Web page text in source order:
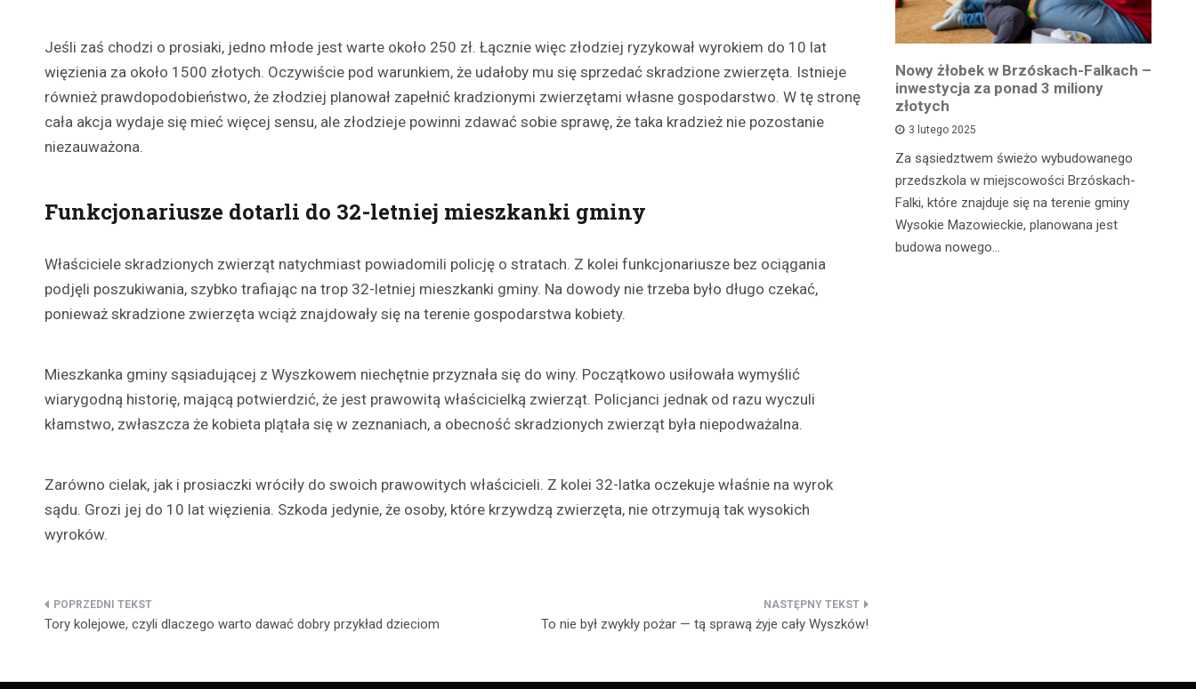
Jeśli zaś chodzi o prosiaki, jedno młode jest warte około 250 zł. Łącznie więc złodziej ryzykował wyrokiem do 10 lat
więzienia za około 1500 złotych. Oczywiście pod warunkiem, że udałoby mu się sprzedać skradzione zwierzęta. Istnieje
również prawdopodobieństwo, że złodziej planował zapełnić kradzionymi zwierzętami własne gospodarstwo. W tę stronę
cała akcja wydaje się mieć więcej sensu, ale złodzieje powinni zdawać sobie sprawę, że taka kradzież nie pozostanie
niezauważona.
Funkcjonariusze dotarli do 32-letniej mieszkanki gminy
Właściciele skradzionych zwierząt natychmiast powiadomili policję o stratach. Z kolei funkcjonariusze bez ociągania
podjęli poszukiwania, szybko trafiając na trop 32-letniej mieszkanki gminy. Na dowody nie trzeba było długo czekać,
ponieważ skradzione zwierzęta wciąż znajdowały się na terenie gospodarstwa kobiety.
Mieszkanka gminy sąsiadującej z Wyszkowem niechętnie przyznała się do winy. Początkowo usiłowała wymyślić
wiarygodną historię, mającą potwierdzić, że jest prawowitą właścicielką zwierząt. Policjanci jednak od razu wyczuli
kłamstwo, zwłaszcza że kobieta plątała się w zeznaniach, a obecność skradzionych zwierząt była niepodważalna.
Zarówno cielak, jak i prosiaczki wróciły do swoich prawowitych właścicieli. Z kolei 32-latka oczekuje właśnie na wyrok
sądu. Grozi jej do 10 lat więzienia. Szkoda jedynie, że osoby, które krzywdzą zwierzęta, nie otrzymują tak wysokich
wyroków.
Nawigacja
Tory kolejowe, czyli dlaczego warto dawać dobry przykład dzieciom To nie był zwykły pożar — tą sprawą żyje cały Wyszków!
Plan modernizacji drogi powiatowej
4415W na Mazowszu – inwestycja w
bezpieczeństwo i komfort podróży
19 września 2024
Leszczydół Stary przez Leszczydół Działki
do Leszczydół Podwielątki Wielątki.
Nowy żłobek w Brzóskach-Falkach –
inwestycja za ponad 3 miliony
złotych
3 lutego 2025
Za sąsiedztwem świeżo wybudowanego
przedszkola w miejscowości Brzóskach-
Falki, które znajduje się na terenie gminy
Wysokie Mazowieckie, planowana jest
budowa nowego…